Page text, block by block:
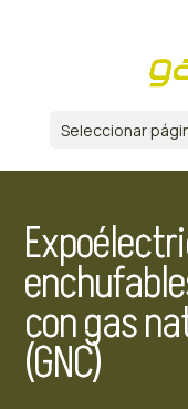
Seleccionar
con gas
(GNC)